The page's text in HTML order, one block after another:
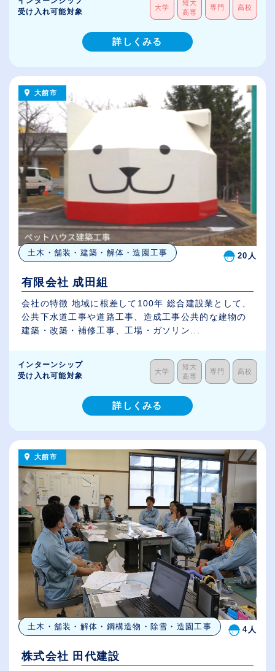
受け入れ可能対象
大学
短大
高専
専門 高校
詳しくみる
大館市
土木・舗装・建築・解体・造園工事 20人
有限会社 成田組
会社の特徴 地域に根差して100年 総合建設業として、
公共下水道工事や道路工事、造成工事公共的な建物の
建築・改築・補修工事、工場・ガソリン...
インターンシップ
受け入れ可能対象
大学
短大
高専
専門 高校
詳しくみる
大館市
土木・舗装・解体・鋼構造物・除雪・造園工事 4人
株式会社 田代建設